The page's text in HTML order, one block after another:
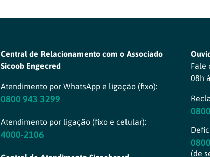
Central de Relacionamento com o Associado
Sicoob Engecred
Atendimento por WhatsApp e ligação (fixo):
0800 943 3299
Atendimento por ligação (fixo e celular):
4000-2106
Fale
08h
(de